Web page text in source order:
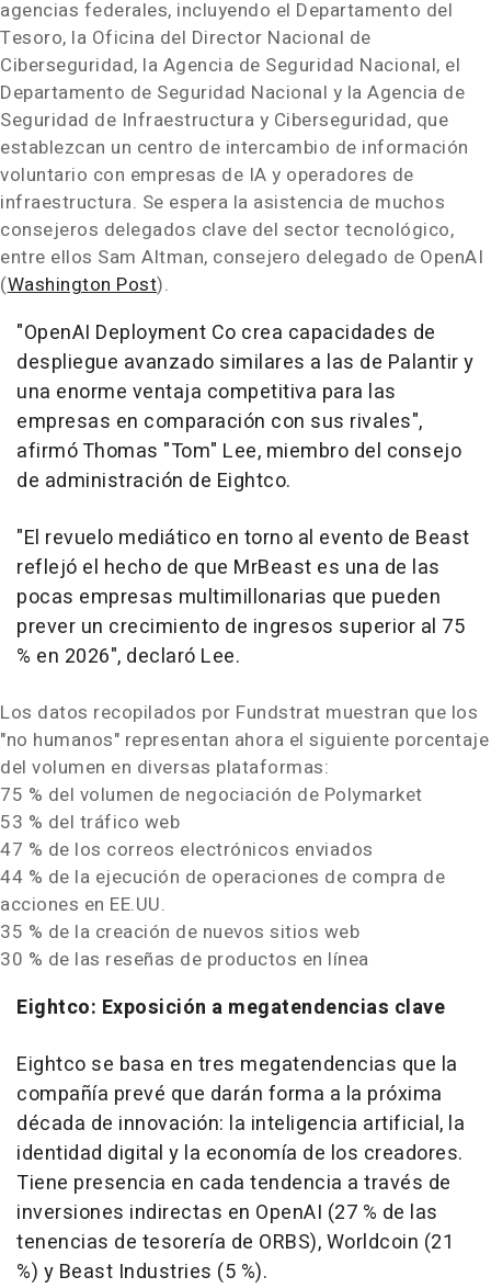
agencias federales, incluyendo el Departamento del
Tesoro, la Oficina del Director Nacional de
Ciberseguridad, la Agencia de Seguridad Nacional, el
Departamento de Seguridad Nacional y la Agencia de
Seguridad de Infraestructura y Ciberseguridad, que
establezcan un centro de intercambio de información
voluntario con empresas de IA y operadores de
infraestructura. Se espera la asistencia de muchos
consejeros delegados clave del sector tecnológico,
entre ellos Sam Altman, consejero delegado de OpenAI
(Washington Post).
"OpenAI Deployment Co crea capacidades de
despliegue avanzado similares a las de Palantir y
una enorme ventaja competitiva para las
empresas en comparación con sus rivales",
afirmó Thomas "Tom" Lee, miembro del consejo
de administración de Eightco.
"El revuelo mediático en torno al evento de Beast
reflejó el hecho de que MrBeast es una de las
pocas empresas multimillonarias que pueden
prever un crecimiento de ingresos superior al 75
% en 2026", declaró Lee.
Los datos recopilados por Fundstrat muestran que los
"no humanos" representan ahora el siguiente porcentaje
del volumen en diversas plataformas:
75 % del volumen de negociación de Polymarket
53 % del tráfico web
47 % de los correos electrónicos enviados
44 % de la ejecución de operaciones de compra de
acciones en EE.UU.
35 % de la creación de nuevos sitios web
30 % de las reseñas de productos en línea
Eightco: Exposición a megatendencias clave
Eightco se basa en tres megatendencias que la
compañía prevé que darán forma a la próxima
década de innovación: la inteligencia artificial, la
identidad digital y la economía de los creadores.
Tiene presencia en cada tendencia a través de
inversiones indirectas en OpenAI (27 % de las
tenencias de tesorería de ORBS), Worldcoin (21
%) y Beast Industries (5 %).